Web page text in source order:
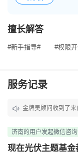
擅长解答
#新手指导# #权限
服务记录
金牌吴顾问收到了来
金牌吴顾问收到了来
金牌吴顾问收到了
济南的用户发起微信咨询